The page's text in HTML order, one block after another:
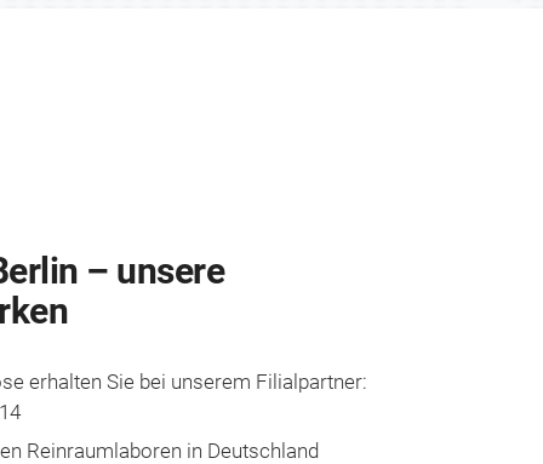
– un­se­re
er­hal­ten Sie bei un­se­rem Fi­li­a­l­part­ner:
Rein­raum­la­bor­en in Deutsch­land